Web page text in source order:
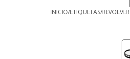
INICIO/ETIQUETAS/REVOLVER